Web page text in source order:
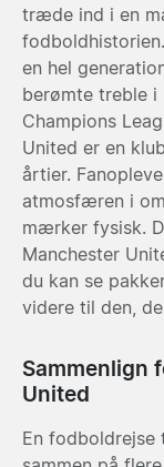
træde ind i en
en hel
berømte treble i
Champions
United er en
årtier.
atmosfæren i
mærker fysisk.
Manchester
du kan se
videre til den,
Sammenlign
United
En